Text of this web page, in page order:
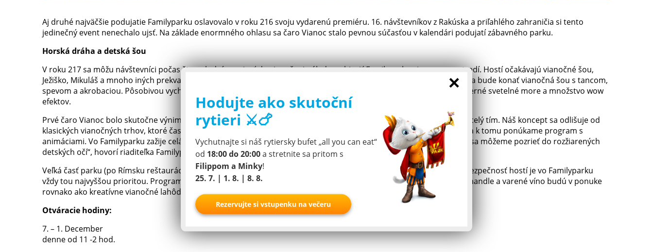
Aj druhé najväčšie podujatie Familyparku oslavovalo v roku 216 svoju vydarenú premiéru. 16. návštevníkov z Rakúska a priľahlého zahraničia si tento
jedinečný event nenechalo ujsť. Na základe enormného ohlasu sa čaro Vianoc stalo pevnou súčasťou v kalendári podujatí zábavného parku.
Horská dráha a detská šou
V roku 217 sa môžu návštevníci počas štyroch dní preniesť do vianočnej nálady a objaviť Familypark v zimnom prostredí. Hostí očakávajú vianočné šou,
Ježiško, Mikuláš a mnoho iných prekvapení. Zvieratká v tunajšej ZOO sa môžu hladkať a rozmaznávať. Viackrát denne sa bude konať vianočná šou s tancom,
spevom a akrobaciou. Pôsobivou vychytávkou je pompézne vianočné osvetlenie, ktoré sa po zotmení postará o nádherné svetelné more a množstvo wow
efektov.
Prvé čaro Vianoc bolo skutočne výnimočným eventom a naladením sa na adventné obdobie, jeho príprava tešila náš celý tím. Náš koncept sa odlišuje od
klasických vianočných trhov, ktoré často nebývajú pre deti veľmi zaujímavé. Mnoho dráhových atrakcií je v prevádzke a k tomu ponúkame program s
animáciami. Vo Familyparku zažije celá rodina bohatý a jedinečný vianočný zážitok. Najväčšou chválou pre nás je, keď sa môžeme pozrieť do rozžiarených
detských očí“, hovorí riaditeľka Familyparku Ulrike Müller.
Veľká časť parku (po Rímsku reštauráciu) bude otvorená. Atrakcie budú v prevádzke v závislosti od počasia, nakoľko bezpečnosť hostí je vo Familyparku
vždy tou najvyššou prioritou. Program bude dopĺňať aj vianočná ponuka v gastronómii. Klasiky ako gaštany, pečené mandle a varené víno budú v ponuke
rovnako ako kreatívne vianočné lahôdky.
Otváracie hodiny:
7. – 1. December
denne od 11 -2 hod.
×
Hodujte ako skutoční
rytieri ⚔️🍗
Vychutnajte si náš rytiersky bufet „all you can eat“
od 18:00 do 20:00a stretnite sa pritom s
Filippom a Minky!
25. 7. | 1. 8. | 8. 8.
Rezervujte si vstupenku na večeru